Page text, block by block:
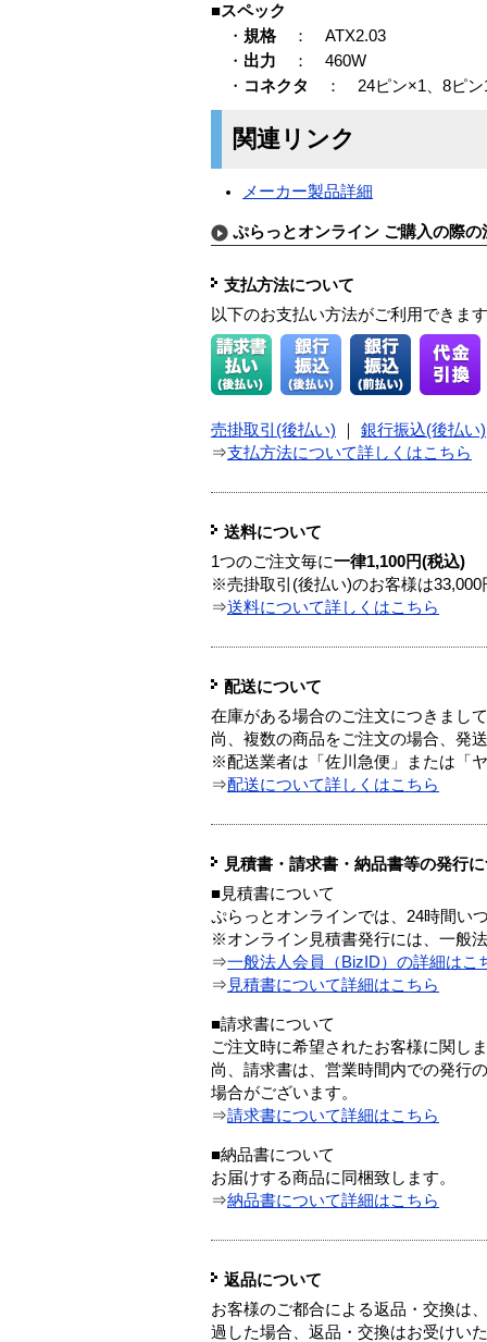
■スペック
・ 規格 ： ATX2.03
・ 出力 ： 460W
・ コネクタ ： 24ピン×1、8ピン
関連リンク
メーカー製品詳細
ぷらっとオンライン ご購入の際の
支払方法について
以下のお支払い方法がご利用できます
売掛取引(後払い) 銀行振込(後払い)
⇒支払方法について詳しくはこちら
送料について
1つのご注文毎に一律1,100円(税込)
※売掛取引(後払い)のお客様は33,000
⇒送料について詳しくはこちら
配送について
在庫がある場合のご注文につきまし
尚、複数の商品をご注文の場合、発
※配送業者は「佐川急便」または「
⇒配送について詳しくはこちら
見積書・請求書・納品書等の発行
■見積書について
ぷらっとオンラインでは、24時間い
※オンライン見積書発行には、一般
⇒一般法人会員（BizID）の詳細はこ
⇒ 見積書について詳細はこちら
■請求書について
ご注文時に希望されたお客様に関し
尚、請求書は、営業時間内での発行
場合がございます。
⇒請求書について詳細はこちら
■納品書について
お届けする商品に同梱致します。
⇒納品書について詳細はこちら
返品について
お客様のご都合による返品・交換は
過した場合、返品・交換はお受けいた